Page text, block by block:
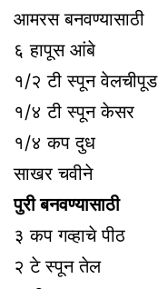
आमरस बनवण्यासाठी
६ हापूस आंबे
१/२ टी स्पून वेलचीपूड
१/४ टी स्पून केसर
१/४ कप दुध
साखर चवीने
पुरी बनवण्यासाठी
३ कप गव्हाचे पीठ
२ टे स्पून तेल